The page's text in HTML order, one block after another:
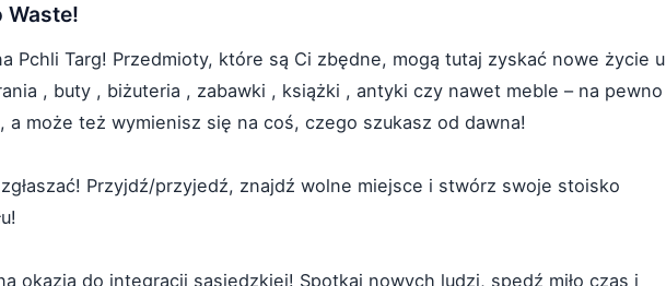
Waste!
Pchli Targ! Przedmioty, które są Ci zbędne, mogą tutaj zyskać nowe życie u
, buty , biżuteria , zabawki , książki , antyki czy nawet meble – na pewno
a może też wymienisz się na coś, czego szukasz od dawna!
Przyjdź/przyjedź, znajdź wolne miejsce i stwórz swoje stoisko
okazja do integracji sąsiedzkiej! Spotkaj nowych ludzi, spędź miło czas i